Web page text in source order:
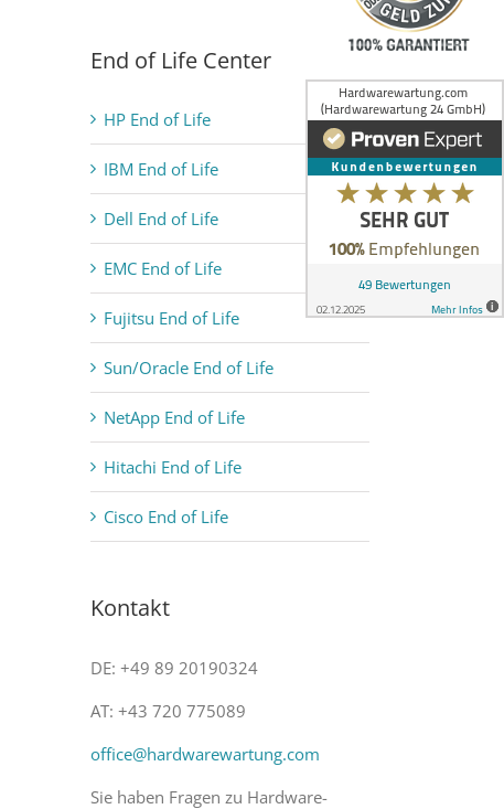
End of Life Center
HP End of Life
IBM End of Life
Dell End of Life
EMC End of Life
Fujitsu End of Life
Sun/Oracle End of Life
NetApp End of Life
Hitachi End of Life
Cisco End of Life
Kontakt
DE: +49 89 20190324
AT: +43 720 775089
office@hardwarewartung.com
Sie haben Fragen zu Hardware-